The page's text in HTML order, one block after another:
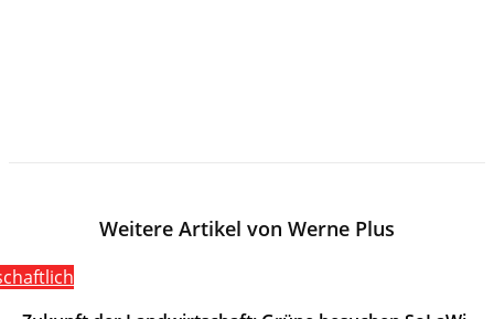
Weitere Artikel von Werne Plus